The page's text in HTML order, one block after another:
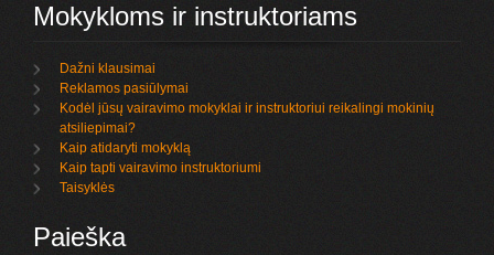
Mokykloms ir instruktoriams
Dažni klausimai
Reklamos pasiūlymai
Kodėl jūsų vairavimo mokyklai ir instruktoriui reikalingi mokinių
atsiliepimai?
Kaip atidaryti mokyklą
Kaip tapti vairavimo instruktoriumi
Taisyklės
Paieška